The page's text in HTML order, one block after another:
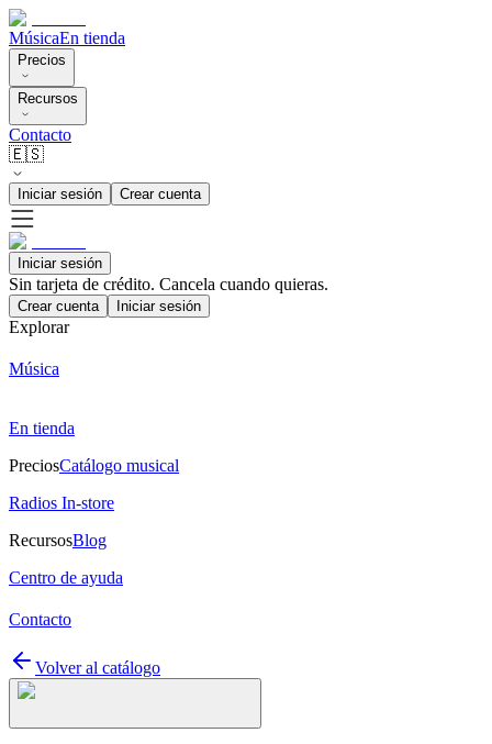
MúsicaEn tienda
Precios
Recursos
Contacto
🇪🇸
Iniciar sesión Crear cuenta
Iniciar sesión
Sin tarjeta de crédito. Cancela cuando quieras.
Crear cuenta Iniciar sesión
Explorar
Música
En tienda
PreciosCatálogo musical
Radios In-store
RecursosBlog
Centro de ayuda
Contacto
Volver al catálogo